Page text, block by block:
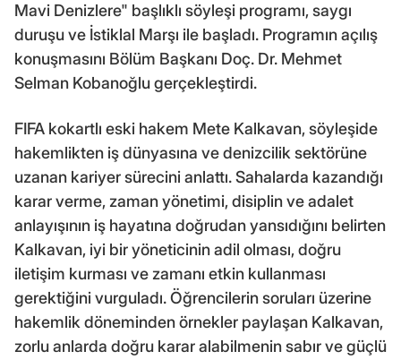
Mavi Denizlere" başlıklı söyleşi programı, saygı
duruşu ve İstiklal Marşı ile başladı. Programın açılış
konuşmasını Bölüm Başkanı Doç. Dr. Mehmet
Selman Kobanoğlu gerçekleştirdi.
FIFA kokartlı eski hakem Mete Kalkavan, söyleşide
hakemlikten iş dünyasına ve denizcilik sektörüne
uzanan kariyer sürecini anlattı. Sahalarda kazandığı
karar verme, zaman yönetimi, disiplin ve adalet
anlayışının iş hayatına doğrudan yansıdığını belirten
Kalkavan, iyi bir yöneticinin adil olması, doğru
iletişim kurması ve zamanı etkin kullanması
gerektiğini vurguladı. Öğrencilerin soruları üzerine
hakemlik döneminden örnekler paylaşan Kalkavan,
zorlu anlarda doğru karar alabilmenin sabır ve güçlü